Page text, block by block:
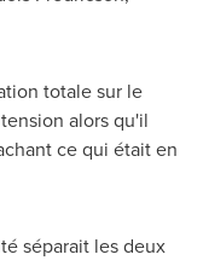
totale sur le
alors qu'il
ce qui était en
séparait les deux